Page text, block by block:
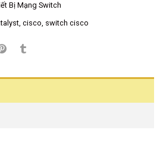
Bị Mạng Switch
, cisco, switch cisco